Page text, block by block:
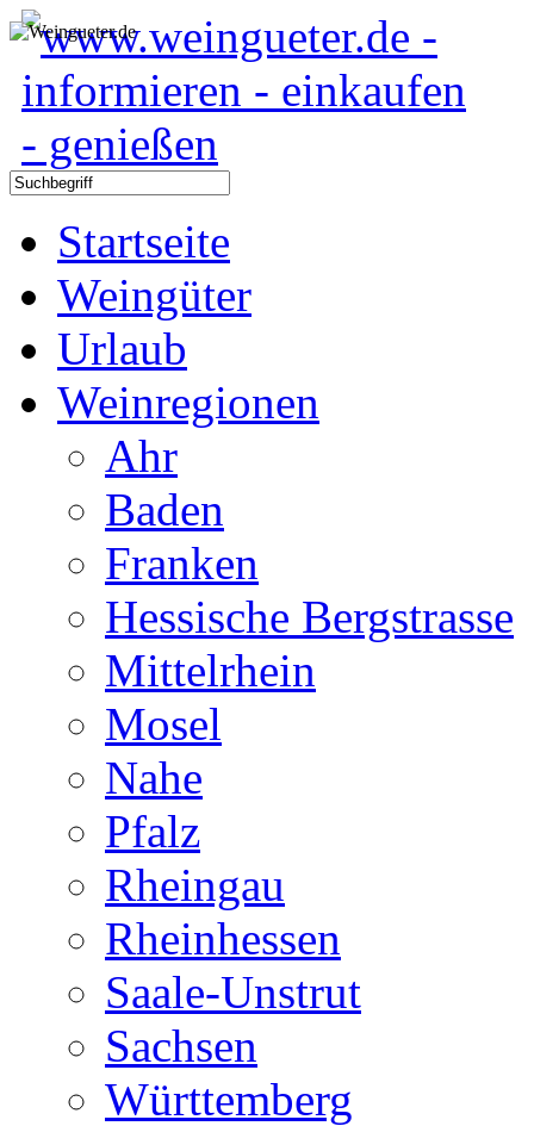
Startseite
Weingüter
Urlaub
Weinregionen
Ahr
Baden
Franken
Hessische Bergstrasse
Mittelrhein
Mosel
Nahe
Pfalz
Rheingau
Rheinhessen
Saale-Unstrut
Sachsen
Württemberg